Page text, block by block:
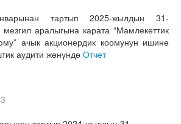
тартып 2025-жылдын 31-
аралыгына карата “Мамлекеттик
ачык акционердик коомунун ишине
аудити жөнүндө Отчет